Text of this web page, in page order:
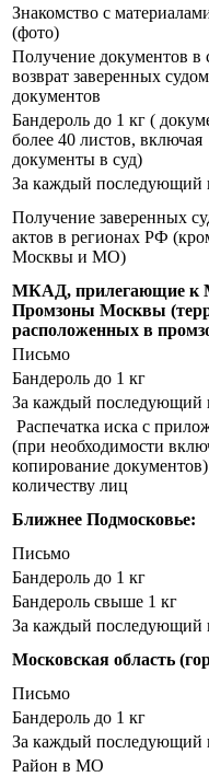
Знакомство с
(фото)
Получение документов в
возврат заверенных судом
документов
Бандероль до 1 кг (
более 40 листов, включая
документы в суд)
За каждый последующий
Получение заверенных
актов в регионах РФ
Москвы и МО)
МКАД, прилегающие к
Промзоны Москвы
расположенных в
Письмо
Бандероль до 1 кг
За каждый последующий
Распечатка иска с
(при необходимости
копирование
количеству лиц
Ближнее Подмосковье:
Письмо
Бандероль до 1 кг
Бандероль свыше 1 кг
За каждый последующий
Московская область
Письмо
Бандероль до 1 кг
За каждый последующий
Район в МО